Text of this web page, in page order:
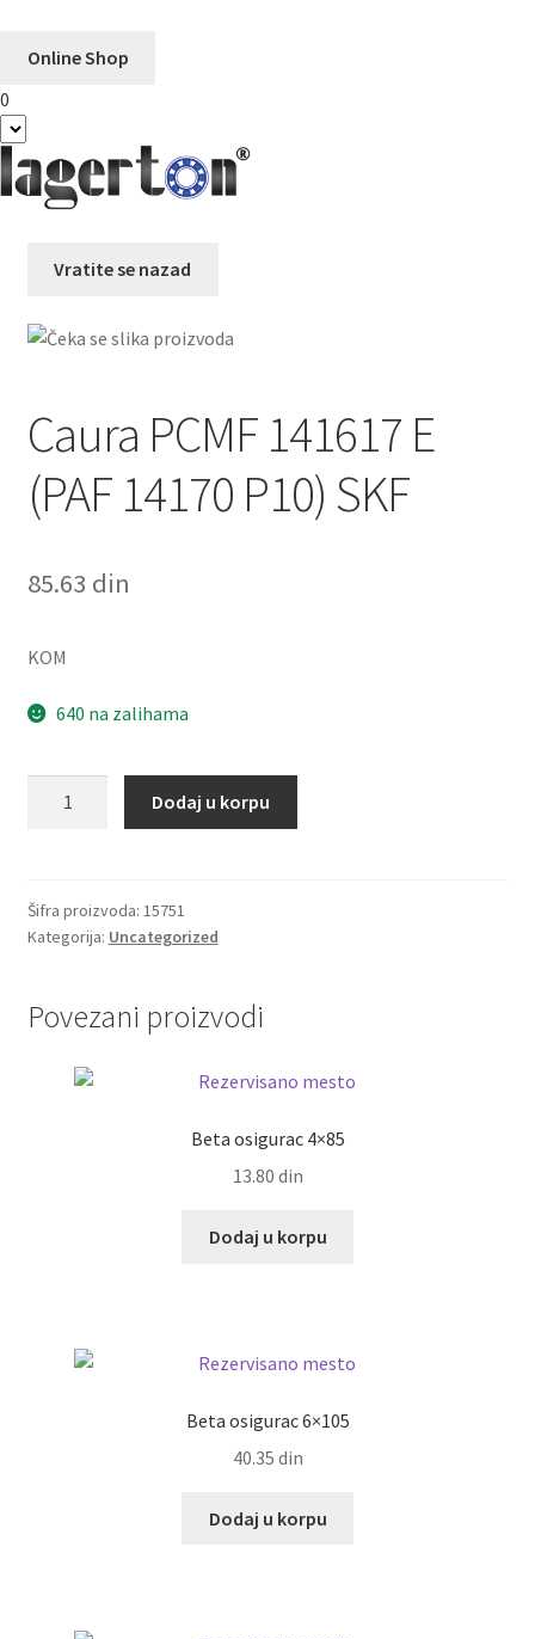
Online Shop
0
Vratite se nazad
Caura PCMF 141617 E
(PAF 14170 P10) SKF
85.63 din
KOM
640 na zalihama
(PAF
14170
količina
Dodaj u korpu
Šifra proizvoda: 15751
Kategorija: Uncategorized
Povezani proizvodi
Beta osigurac 4×85
13.80 din
Dodaj u korpu
Beta osigurac 6×105
40.35 din
Dodaj u korpu